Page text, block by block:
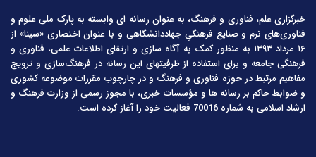
خبرگزاری علم، فناوری و فرهنگ، به عنوان رسانه ای وابسته به پارک ملی علوم و
فناوری‌های نرم و صنایع فرهنگیِ جهاددانشگاهی و با عنوان اختصاری «سینا» از
۱۶ مرداد ۱۳۹۳ به منظور کمک به آگاه سازی و ارتقای اطلاعات علمی، فناوری و
فرهنگی جامعه و برای استفاده از ظرفیتهای این رسانه در فرهنگ‌سازی و ترویج
مفاهیم مرتبط در حوزه فناوری و فرهنگ و در چارچوب مقررات موضوعه کشوری
و ضوابط حاکم بر رسانه ها و مؤسسات خبری، با مجوز رسمی از وزارت فرهنگ و
ارشاد اسلامی به شماره 70016 فعالیت خود را آغاز کرده است.